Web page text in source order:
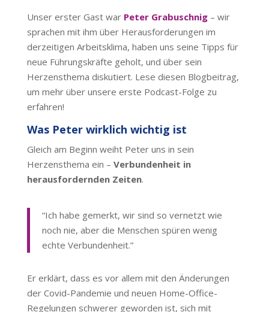
Unser erster Gast war Peter Grabuschnig – wir
sprachen mit ihm über Herausforderungen im
derzeitigen Arbeitsklima, haben uns seine Tipps für
neue Führungskräfte geholt, und über sein
Herzensthema diskutiert. Lese diesen Blogbeitrag,
um mehr über unsere erste Podcast-Folge zu
erfahren!
Was Peter wirklich wichtig ist
Gleich am Beginn weiht Peter uns in sein
Herzensthema ein – Verbundenheit in
herausfordernden Zeiten.
“Ich habe gemerkt, wir sind so vernetzt wie
noch nie, aber die Menschen spüren wenig
echte Verbundenheit.”
Er erklärt, dass es vor allem mit den Änderungen
der Covid-Pandemie und neuen Home-Office-
Regelungen schwerer geworden ist, sich mit